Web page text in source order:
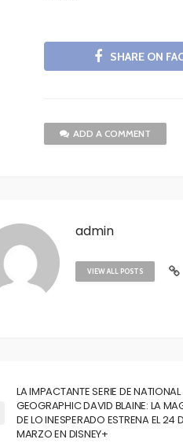
SHARE ON
ADD A COMMENT
admin
VIEW ALL POSTS
LA IMPACTANTE SERIE DE NATIONAL
GEOGRAPHIC DAVID BLAINE: LA
DE LO INESPERADO ESTRENA EL 24
MARZO EN DISNEY+